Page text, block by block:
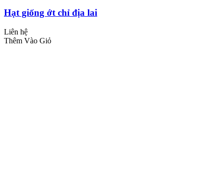
Hạt giống ớt chỉ địa lai
Liên hệ
Thêm Vào Giỏ